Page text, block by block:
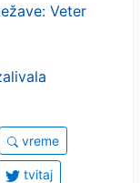
Veter
vreme
tvitaj